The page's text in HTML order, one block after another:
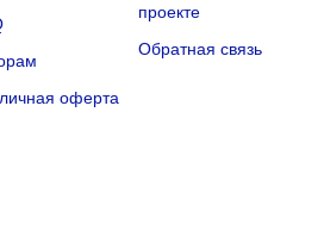
оферта
проекте
Обратная связь